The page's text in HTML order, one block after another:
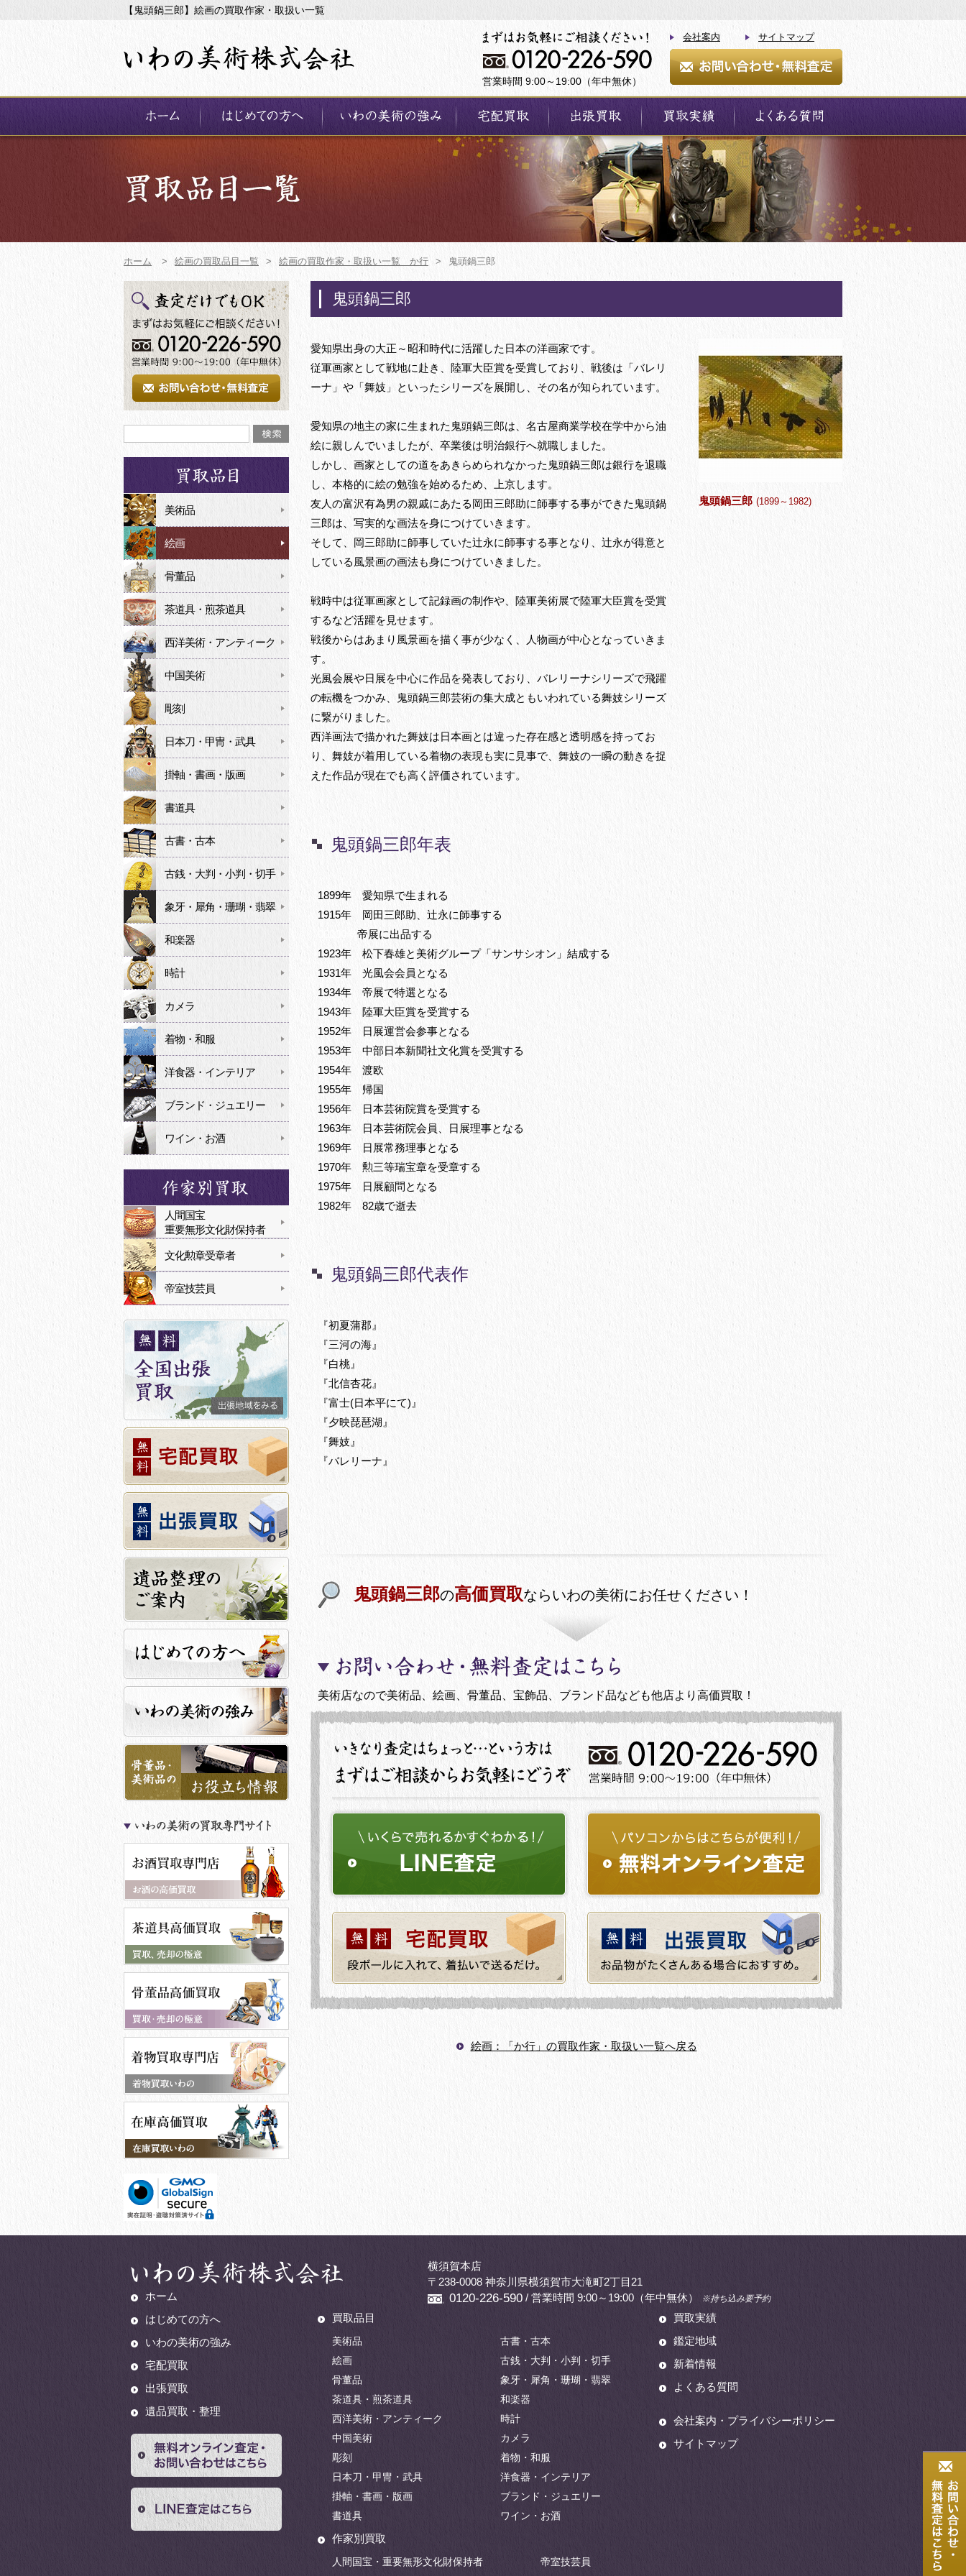
【鬼頭鍋三郎】絵画の買取作家・取扱い一覧
営業時間 9:00～19:00（年中無休）
会社案内 サイトマップ
ホーム > 絵画の買取品目一覧 > 絵画の買取作家・取扱い一覧 か行 > 鬼頭鍋三郎
鬼頭鍋三郎
鬼頭鍋三郎 (1899～1982)
愛知県出身の大正～昭和時代に活躍した日本の洋画家です。
従軍画家として戦地に赴き、陸軍大臣賞を受賞しており、戦後は「バレリ
ーナ」や「舞妓」といったシリーズを展開し、その名が知られています。
愛知県の地主の家に生まれた鬼頭鍋三郎は、名古屋商業学校在学中から油
絵に親しんでいましたが、卒業後は明治銀行へ就職しました。
しかし、画家としての道をあきらめられなかった鬼頭鍋三郎は銀行を退職
し、本格的に絵の勉強を始めるため、上京します。
友人の富沢有為男の親戚にあたる岡田三郎助に師事する事ができた鬼頭鍋
三郎は、写実的な画法を身につけていきます。
そして、岡三郎助に師事していた辻永に師事する事となり、辻永が得意と
している風景画の画法も身につけていきました。
戦時中は従軍画家として記録画の制作や、陸軍美術展で陸軍大臣賞を受賞
するなど活躍を見せます。
戦後からはあまり風景画を描く事が少なく、人物画が中心となっていきま
す。
光風会展や日展を中心に作品を発表しており、バレリーナシリーズで飛躍
の転機をつかみ、鬼頭鍋三郎芸術の集大成ともいわれている舞妓シリーズ
に繋がりました。
西洋画法で描かれた舞妓は日本画とは違った存在感と透明感を持ってお
り、舞妓が着用している着物の表現も実に見事で、舞妓の一瞬の動きを捉
えた作品が現在でも高く評価されています。
鬼頭鍋三郎年表
1899年 愛知県で生まれる
1915年 岡田三郎助、辻永に師事する
帝展に出品する
1923年 松下春雄と美術グループ「サンサシオン」結成する
1931年 光風会会員となる
1934年 帝展で特選となる
1943年 陸軍大臣賞を受賞する
1952年 日展運営会参事となる
1953年 中部日本新聞社文化賞を受賞する
1954年 渡欧
1955年 帰国
1956年 日本芸術院賞を受賞する
1963年 日本芸術院会員、日展理事となる
1969年 日展常務理事となる
1970年 勲三等瑞宝章を受章する
1975年 日展顧問となる
1982年 82歳で逝去
鬼頭鍋三郎代表作
『初夏蒲郡』
『三河の海』
『白桃』
『北信杏花』
『富士(日本平にて)』
『夕映琵琶湖』
『舞妓』
『バレリーナ』
鬼頭鍋三郎の高価買取ならいわの美術にお任せください！
美術店なので美術品、絵画、骨董品、宝飾品、ブランド品なども他店より高価買取！
絵画：「か行」の買取作家・取扱い一覧へ戻る
美術品
絵画
骨董品
茶道具・煎茶道具
西洋美術・アンティーク
中国美術
彫刻
日本刀・甲冑・武具
掛軸・書画・版画
書道具
古書・古本
古銭・大判・小判・切手
象牙・犀角・珊瑚・翡翠
和楽器
時計
カメラ
着物・和服
洋食器・インテリア
ブランド・ジュエリー
ワイン・お酒
人間国宝
重要無形文化財保持者
文化勲章受章者
帝室技芸員
横須賀本店
〒238-0008 神奈川県横須賀市大滝町2丁目21
0120-226-590 / 営業時間 9:00～19:00（年中無休） ※持ち込み要予約
ホーム
はじめての方へ
いわの美術の強み
宅配買取
出張買取
遺品買取・整理
買取品目
美術品
絵画
骨董品
茶道具・煎茶道具
西洋美術・アンティーク
中国美術
彫刻
日本刀・甲冑・武具
掛軸・書画・版画
書道具
古書・古本
古銭・大判・小判・切手
象牙・犀角・珊瑚・翡翠
和楽器
時計
カメラ
着物・和服
洋食器・インテリア
ブランド・ジュエリー
ワイン・お酒
買取実績
鑑定地域
新着情報
よくある質問
会社案内・プライバシーポリシー
サイトマップ
作家別買取
人間国宝・重要無形文化財保持者
帝室技芸員